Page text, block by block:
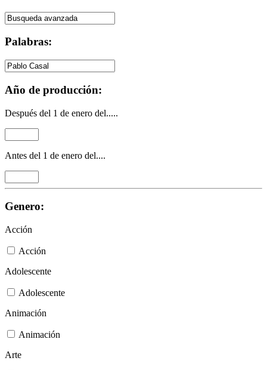
Palabras:
Año de producción:
Después del 1 de enero del.....
Antes del 1 de enero del....
Genero:
Acción
Acción
Adolescente
Adolescente
Animación
Animación
Arte